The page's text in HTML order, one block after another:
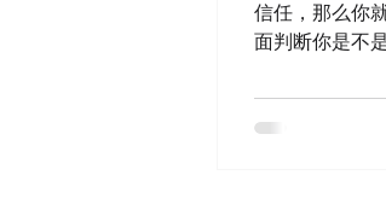
信任，那么你
面判断你是不
顾问的要求就
业感。 尤其在